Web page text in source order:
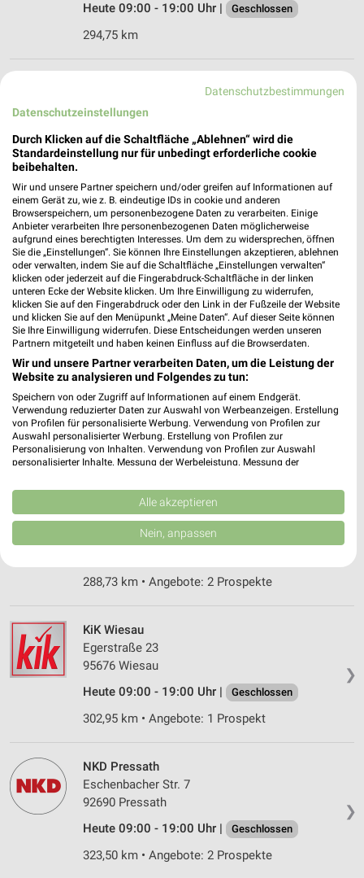
Heute 09:00 - 19:00 Uhr |
Geschlossen
294,75 km
KiK Marktredwitz Gewerbegebiet
95615 Marktredwitz Gewerbegebiet
Heute 09:00 - 20:00 Uhr | Geschlossen
Takko Fashion Speichersdorf
Weidener Straße 29
95469 Speichersdorf
Heute 09:00 - 19:00 Uhr | Geschlossen
315,08 km
NKD Erbendorf
Marktplatz 12
92681 Erbendorf
Heute 09:00 - 18:00 Uhr | Geschlossen
312,78 km • Angebote: 2 Prospekte
NKD Weißenstadt
Kirchenlamitzer Str. 25
95163 Weißenstadt
288,73 km • Angebote: 2 Prospekte
❯
KiK Wiesau
Egerstraße 23
95676 Wiesau
Heute 09:00 - 19:00 Uhr |
Geschlossen
302,95 km • Angebote: 1 Prospekt
❯
NKD Pressath
Eschenbacher Str. 7
92690 Pressath
Heute 09:00 - 19:00 Uhr |
Geschlossen
323,50 km • Angebote: 2 Prospekte
Datenschutzbestimmungen
Datenschutzeinstellungen
Durch Klicken auf die Schaltfläche „Ablehnen“ wird die
Standardeinstellung nur für unbedingt erforderliche cookie
beibehalten.
Wir und unsere Partner speichern und/oder greifen auf Informationen auf
einem Gerät zu, wie z. B. eindeutige IDs in cookie und anderen
Browserspeichern, um personenbezogene Daten zu verarbeiten. Einige
Anbieter verarbeiten Ihre personenbezogenen Daten möglicherweise
aufgrund eines berechtigten Interesses. Um dem zu widersprechen, öffnen
Sie die „Einstellungen“. Sie können Ihre Einstellungen akzeptieren, ablehnen
oder verwalten, indem Sie auf die Schaltfläche „Einstellungen verwalten“
klicken oder jederzeit auf die Fingerabdruck-Schaltfläche in der linken
unteren Ecke der Website klicken. Um Ihre Einwilligung zu widerrufen,
klicken Sie auf den Fingerabdruck oder den Link in der Fußzeile der Website
und klicken Sie auf den Menüpunkt „Meine Daten“. Auf dieser Seite können
Sie Ihre Einwilligung widerrufen. Diese Entscheidungen werden unseren
Partnern mitgeteilt und haben keinen Einfluss auf die Browserdaten.
Wir und unsere Partner verarbeiten Daten, um die Leistung der
Website zu analysieren und Folgendes zu tun:
Speichern von oder Zugriff auf Informationen auf einem Endgerät.
Verwendung reduzierter Daten zur Auswahl von Werbeanzeigen. Erstellung
von Profilen für personalisierte Werbung. Verwendung von Profilen zur
Auswahl personalisierter Werbung. Erstellung von Profilen zur
Personalisierung von Inhalten. Verwendung von Profilen zur Auswahl
personalisierter Inhalte. Messung der Werbeleistung. Messung der
Kombinationen von Daten aus verschiedenen Quellen. Entwicklung und
Verbesserung der Angebote. Verwendung reduzierter Daten zur Auswahl
von Inhalten.
Daten können außerhalb der Europäischen Union weitergegeben und in die
Website/App.
Partnerliste anzeigen (1 IAB-Anbieter)
IAB-Verarbeitungszwecke:
Speichern von oder Zugriff auf Informationen
auf einem Endgerät
Verwendung reduzierter Daten zur Auswahl von
Werbeanzeigen
Werbung
Verwendung von Profilen zur Auswahl
personalisierter Werbung
Erstellung von Profilen zur Personalisierung
von Inhalten
Alle akzeptieren
Nein, anpassen